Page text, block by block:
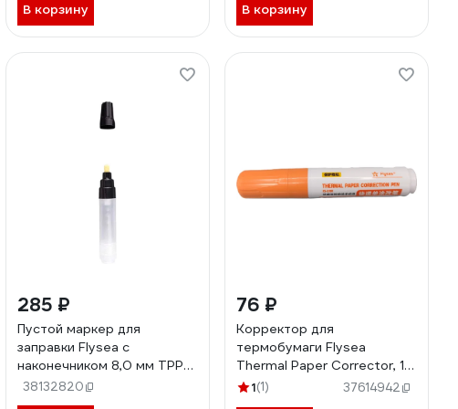
В корзину В корзину
285 ₽
Пустой маркер для
заправки Flysea с
наконечником 8,0 мм TPP-
19
38132820
76 ₽
Корректор для
термобумаги Flysea
Thermal Paper Corrector, 10
мм FS-3701
1(1) 37614942